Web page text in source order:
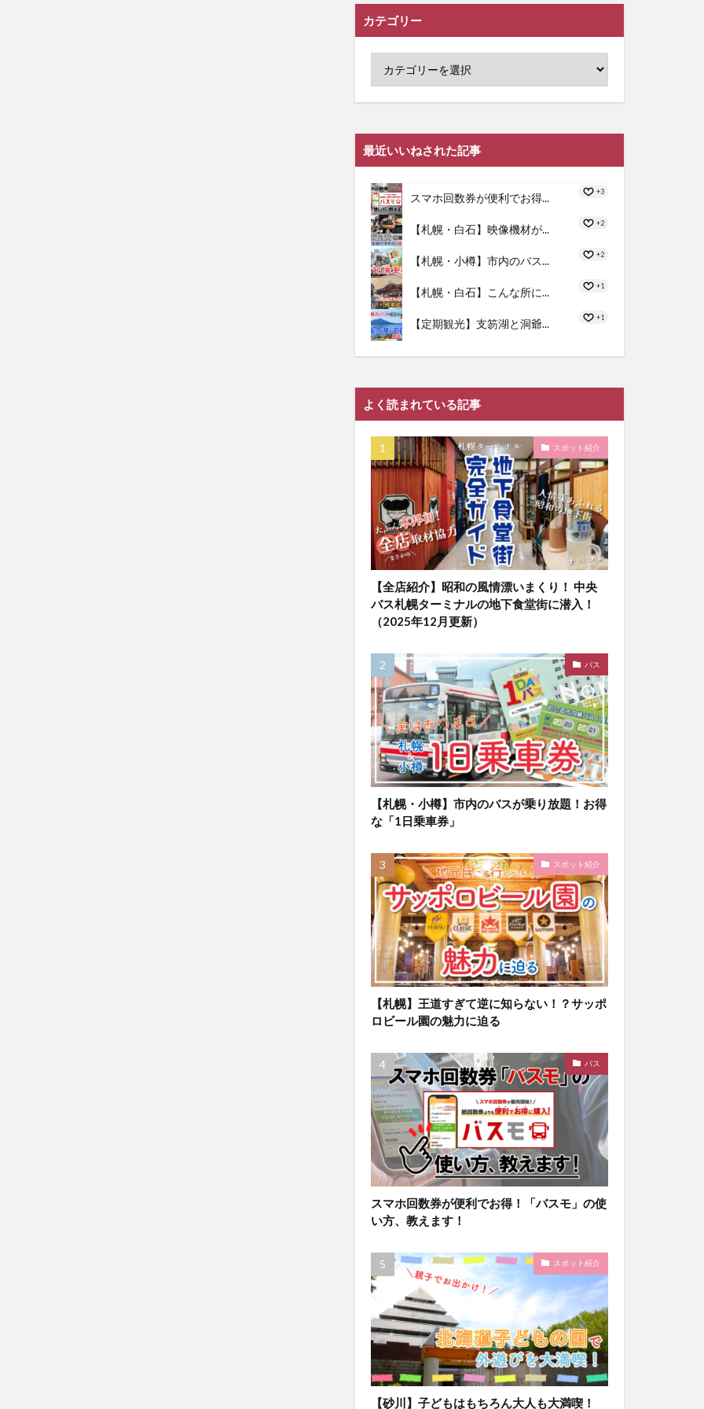
カテゴリー
最近いいねされた記事
スマホ回数券が便利でお得... +3
【札幌・白石】映像機材が... +2
【札幌・小樽】市内のバス... +2
【札幌・白石】こんな所に... +1
【定期観光】支笏湖と洞爺... +1
よく読まれている記事
スポット紹介
【全店紹介】昭和の風情漂いまくり！ 中央
バス札幌ターミナルの地下食堂街に潜入！
（2025年12月更新）
バス
【札幌・小樽】市内のバスが乗り放題！お得
な「1日乗車券」
スポット紹介
【札幌】王道すぎて逆に知らない！？サッポ
ロビール園の魅力に迫る
バス
スマホ回数券が便利でお得！「バスモ」の使
い方、教えます！
スポット紹介
【砂川】子どもはもちろん大人も大満喫！